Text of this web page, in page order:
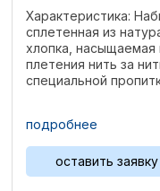
Характеристика:
сплетенная из
хлопка, насыщаемая
плетения нить за
специальной
уменьшает
и увеличивает
устойчивость ...
подробнее
оставить заявку